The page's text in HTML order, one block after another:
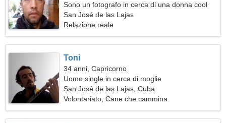
Sono un fotografo in cerca di una donna cool
San José de las Lajas
Relazione reale
Toni
34 anni, Capricorno
Uomo single in cerca di moglie
San José de las Lajas, Cuba
Volontariato, Cane che cammina